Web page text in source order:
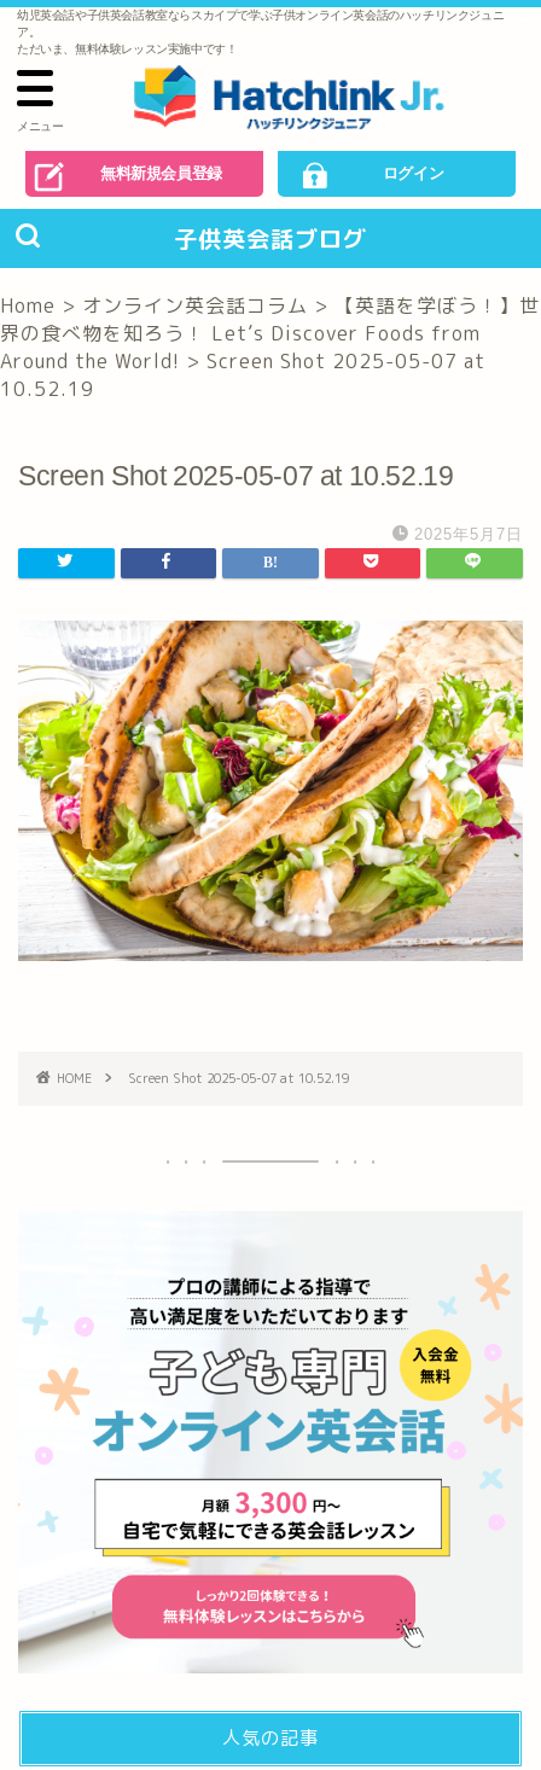
幼児英会話や子供英会話教室ならスカイプで学ぶ子供オンライン英会話のハッチリンクジュニ
ア。
ただいま、無料体験レッスン実施中です！
メニュー
無料新規会員登録 ログイン
子供英会話ブログ
Home > オンライン英会話コラム >
【英語を学ぼう！】世
界の食べ物を知ろう！ Let’s Discover Foods from
Around the World! > Screen Shot 2025-05-07 at
10.52.19
Screen Shot 2025-05-07 at 10.52.19
2025年5月7日
HOME Screen Shot 2025-05-07 at 10.52.19
人気の記事